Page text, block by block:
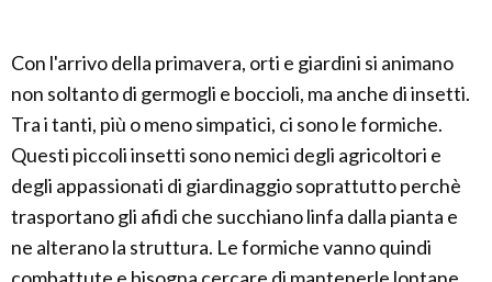
Con l'arrivo della primavera, orti e giardini si animano
non soltanto di germogli e boccioli, ma anche di insetti.
Tra i tanti, più o meno simpatici, ci sono le formiche.
Questi piccoli insetti sono nemici degli agricoltori e
degli appassionati di giardinaggio soprattutto perchè
trasportano gli afidi che succhiano linfa dalla pianta e
ne alterano la struttura. Le formiche vanno quindi